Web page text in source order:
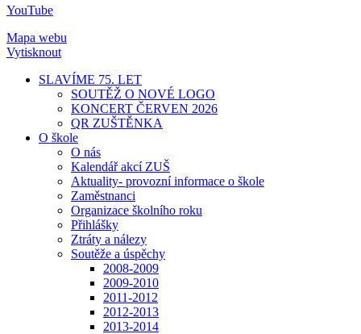
YouTube
Mapa webu
Vytisknout
SLAVÍME 75. LET
SOUTĚŽ O NOVÉ LOGO
KONCERT ČERVEN 2026
QR ZUŠTĚNKA
O škole
O nás
Kalendář akcí ZUŠ
Aktuality- provozní informace o škole
Zaměstnanci
Organizace školního roku
Přihlášky
Ztráty a nálezy
Soutěže a úspěchy
2008-2009
2009-2010
2011-2012
2012-2013
2013-2014